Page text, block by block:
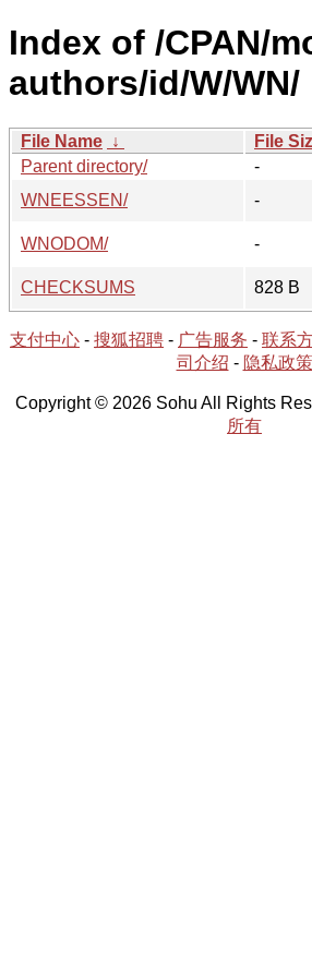
Index of /CPAN/
authors/id/W/WN/
File Name ↓ File
Parent directory/
-
WNEESSEN/
-
WNODOM/
-
CHECKSUMS
828 B
支付中心 - 搜狐招聘 - 广告服务 - 联系
司介绍 - 隐私政策
Copyright © 2026 Sohu All Rights
所有